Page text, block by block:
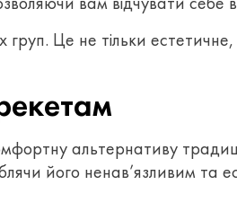
груп. Це не тільки
альтернативу
його ненав’язливим та